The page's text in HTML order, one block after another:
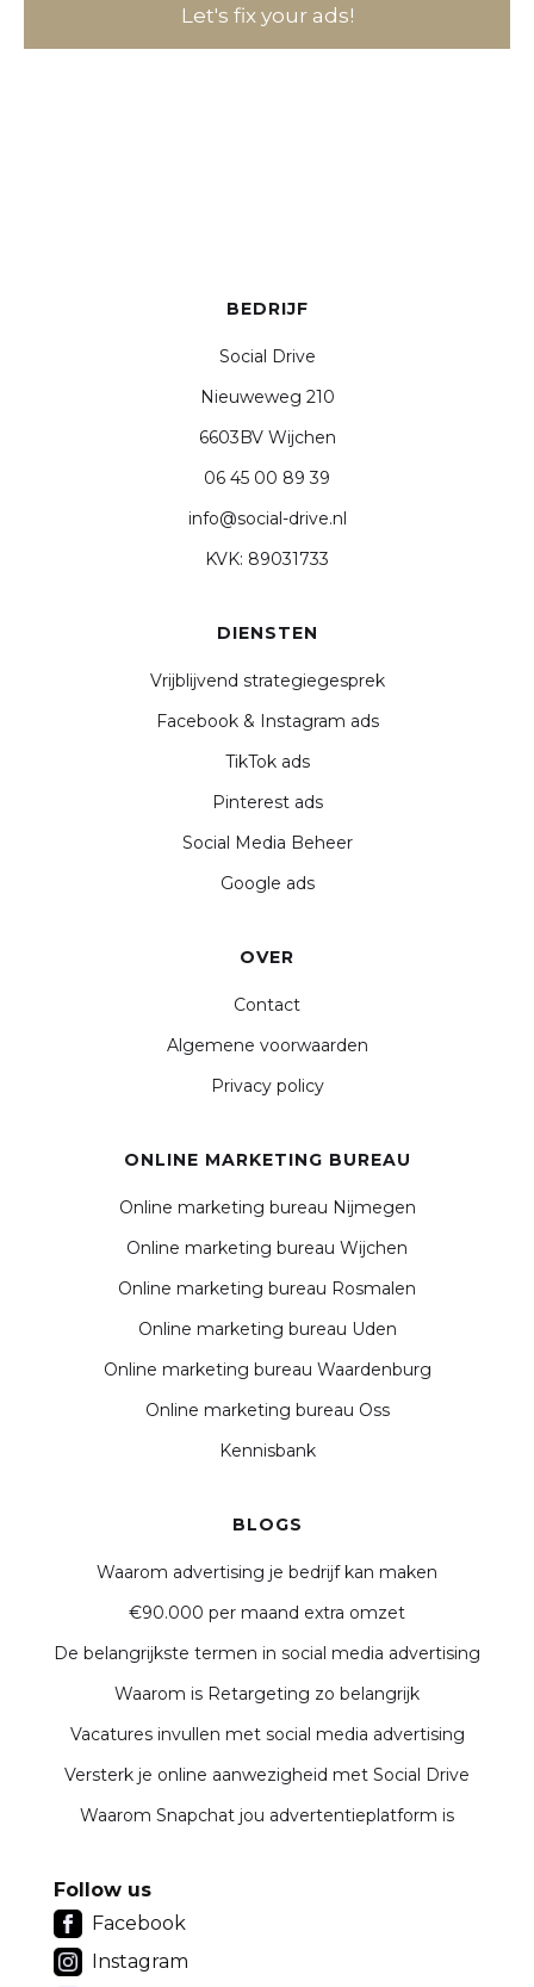
Let's fix your ads!
BEDRIJF
Social Drive
Nieuweweg 210
6603BV Wijchen
06 45 00 89 39
info@social-drive.nl
KVK: 89031733
DIENSTEN
Vrijblijvend strategiegesprek
Facebook & Instagram ads
TikTok ads
Pinterest ads
Social Media Beheer
Google ads
OVER
Contact
Algemene voorwaarden
Privacy policy
ONLINE MARKETING BUREAU
Online marketing bureau Nijmegen
Online marketing bureau Wijchen
Online marketing bureau Rosmalen
Online marketing bureau Uden
Online marketing bureau Waardenburg
Online marketing bureau Oss
Kennisbank
BLOGS
Waarom advertising je bedrijf kan maken
€90.000 per maand extra omzet
De belangrijkste termen in social media advertising
Waarom is Retargeting zo belangrijk
Vacatures invullen met social media advertising
Versterk je online aanwezigheid met Social Drive
Waarom Snapchat jou advertentieplatform is
Follow us
Facebook
Instagram